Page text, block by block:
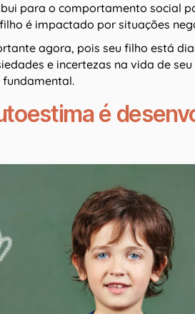
para o comportamento social
é impactado por situações
agora, pois seu filho está
e incertezas na vida de
é